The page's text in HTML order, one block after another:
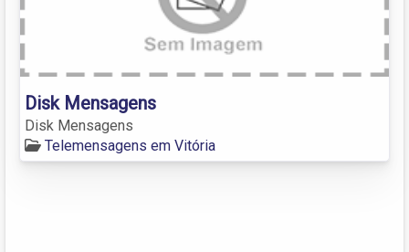
Disk Mensagens
Disk Mensagens
Telemensagens em Vitória